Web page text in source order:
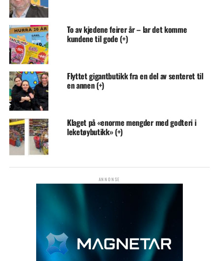
To av kjedene feirer år – lar det komme
kundene til gode (+)
Flyttet gigantbutikk fra en del av senteret til
en annen (+)
Klaget på «enorme mengder med godteri i
leketøybutikk» (+)
ANNONSE